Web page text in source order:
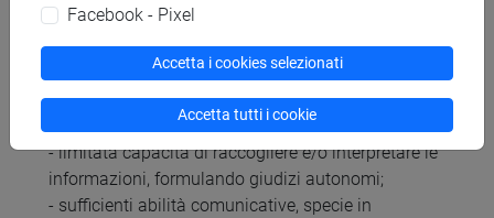
A. punteggi nella fascia 18-23 verranno attribuiti in
presenza di:
- sufficiente conoscenza e capacità di
comprensione applicata in riferimento al
- limitata capacità di raccogliere e/o interpretare le
informazioni, formulando giudizi autonomi;
- sufficienti abilità comunicative, specie in
Facebook - Pixel
Accetta i cookies selezionati
Accetta tutti i cookie